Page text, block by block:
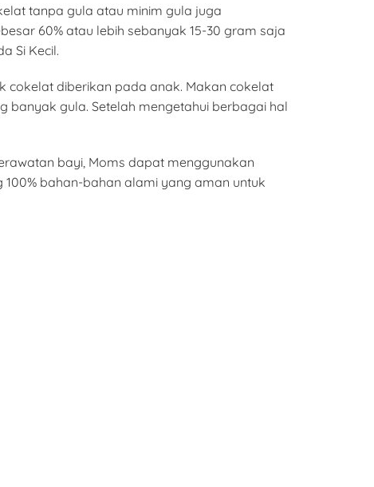
tanpa gula atau minim gula juga
60% atau lebih sebanyak 15-30 gram saja
Si Kecil.
cokelat diberikan pada anak. Makan cokelat
gula. Setelah mengetahui berbagai hal
bayi, Moms dapat menggunakan
bahan-bahan alami yang aman untuk